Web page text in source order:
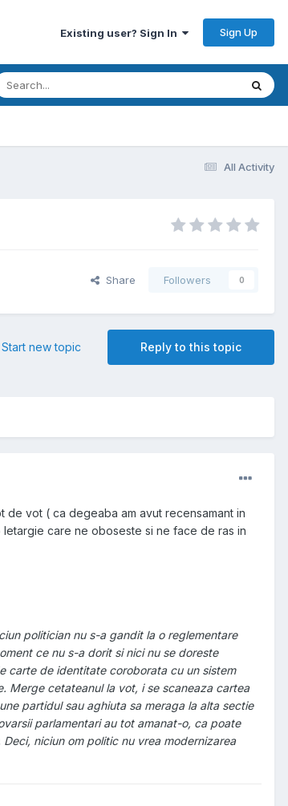
Existing user? Sign In Sign Up
All Activity
Share Followers 0
Reply to this topic
Start new topic
de vot ( ca degeaba am avut recensamant in
care ne oboseste si ne face de ras in
politician nu s-a gandit la o reglementare
ce nu s-a dorit si nici nu se doreste
carte de identitate coroborata cu un sistem
Merge cetateanul la vot, i se scaneaza cartea
partidul sau aghiuta sa meraga la alta sectie
parlamentari au tot amanat-o, ca poate
niciun om politic nu vrea modernizarea